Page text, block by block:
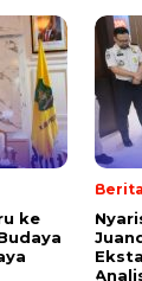
ke
Berita